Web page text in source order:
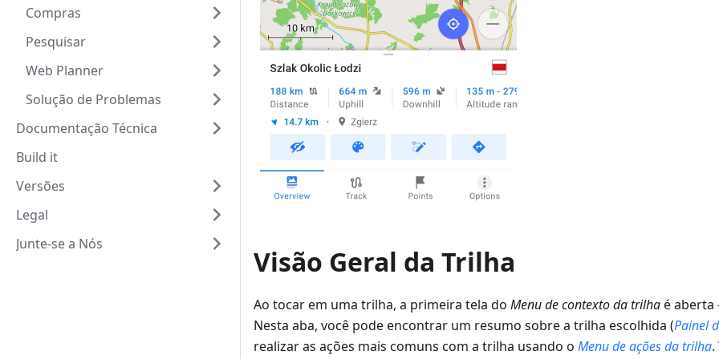
Compras
Pesquisar
Web Planner
Solução de Problemas
Documentação Técnica
Build it
Versões
Legal
Junte-se a Nós
Visão Geral da Trilha
Ao tocar em uma trilha, a primeira tela do Menu de contexto da trilhaé aberta
Nesta aba, você pode encontrar um resumo sobre a trilha escolhida (Painel
realizar as ações mais comuns com a trilha usando o Menu de ações da trilha